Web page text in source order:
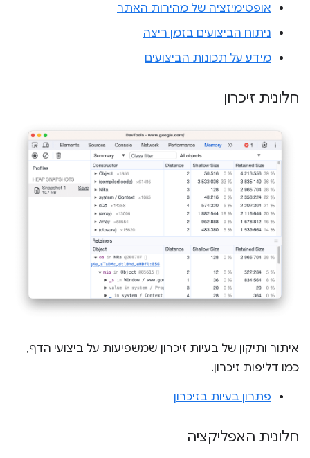
אופטימיזציה של מהירות האתר
ניתוח הביצועים בזמן ריצה
מידע על תכונות הביצועים
חלונית זיכרון
איתור ותיקון של בעיות זיכרון שמשפיעות על ביצועי הדף,
כמו דליפות זיכרון.
פתרון בעיות בזיכרון
חלונית האפליקציה